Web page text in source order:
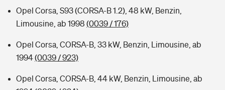
Opel Corsa, S93 (CORSA-B 1.2), 48 kW, Benzin,
Limousine, ab 1998 (0039 / 176)
Opel Corsa, CORSA-B, 33 kW, Benzin, Limousine, ab
1994(0039 / 923)
Opel Corsa, CORSA-B, 44 kW, Benzin, Limousine, ab